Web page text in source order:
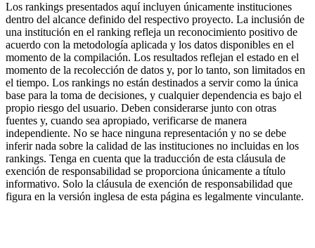
Los rankings presentados aquí incluyen únicamente instituciones
dentro del alcance definido del respectivo proyecto. La inclusión de
una institución en el ranking refleja un reconocimiento positivo de
acuerdo con la metodología aplicada y los datos disponibles en el
momento de la compilación. Los resultados reflejan el estado en el
momento de la recolección de datos y, por lo tanto, son limitados en
el tiempo. Los rankings no están destinados a servir como la única
base para la toma de decisiones, y cualquier dependencia es bajo el
propio riesgo del usuario. Deben considerarse junto con otras
fuentes y, cuando sea apropiado, verificarse de manera
independiente. No se hace ninguna representación y no se debe
inferir nada sobre la calidad de las instituciones no incluidas en los
rankings. Tenga en cuenta que la traducción de esta cláusula de
exención de responsabilidad se proporciona únicamente a título
informativo. Solo la cláusula de exención de responsabilidad que
figura en la versión inglesa de esta página es legalmente vinculante.